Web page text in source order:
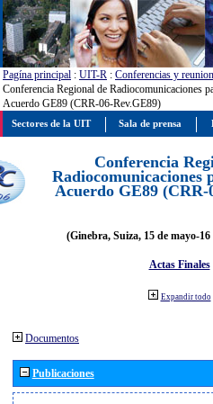
Pagína principal : UIT-R : Conferencias y
Conferencia Regional de Radiocomunicaciones
Acuerdo GE89 (CRR-06-Rev.GE89)
Conferencia
Radiocomunicaciones
Acuerdo GE89 (CRR-
(Ginebra, Suiza, 15 de mayo-
Actas Finales
Expandir todo
Documentos
Publicaciones
Sectores de la UIT Sala de prensa